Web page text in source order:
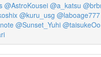
@AstroKousei @a_katsu
@kuru_usg @laboage777
@Sunset_Yuhi @taisukeOo